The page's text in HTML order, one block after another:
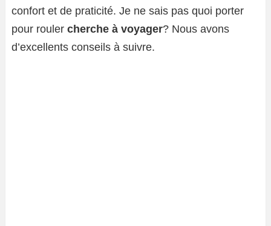
confort et de praticité. Je ne sais pas quoi porter
pour rouler cherche à voyager? Nous avons
d’excellents conseils à suivre.